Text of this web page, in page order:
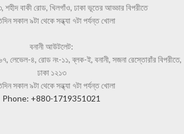
বাকী রোড, খিলগাঁও, ঢাকা ভূতের আড্ডার বিপরীতে
সকাল ৯টা থেকে সন্ধ্যা ৭টা পর্যন্ত খোলা
বনানী আউটলেট:
লেভেল-৪, রোড নং-১১, ব্লক-ই, বনানী, সজনা রেস্তোরাঁর বিপরীতে,
ঢাকা ১২১৩
সকাল ৯টা থেকে সন্ধ্যা ৭টা পর্যন্ত খোলা
Phone: +880-1719351021